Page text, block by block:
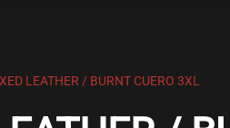
LEATHER / BURNT CUERO 3XL